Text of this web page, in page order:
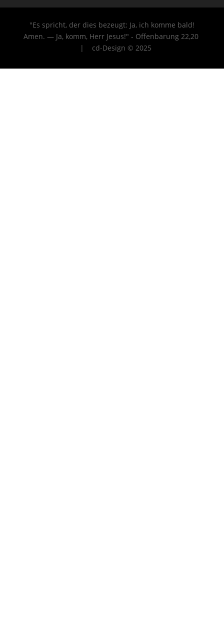
"Es spricht, der dies bezeugt: Ja, ich komme bald!
Amen. — Ja, komm, Herr Jesus!" - Offenbarung 22,20
| cd-Design © 2025